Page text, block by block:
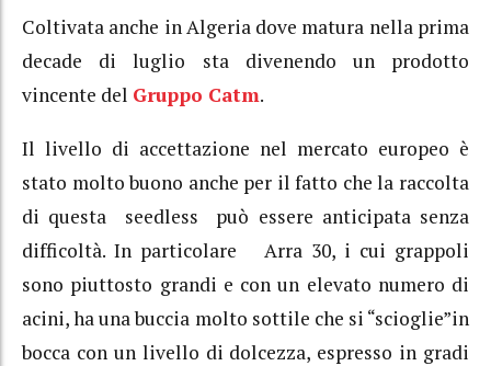
Coltivata anche in Algeria dove matura nella prima
decade di luglio sta divenendo un prodotto
vincente del Gruppo Catm.
Il livello di accettazione nel mercato europeo è
stato molto buono anche per il fatto che la raccolta
di questa seedless può essere anticipata senza
difficoltà. In particolare Arra 30, i cui grappoli
sono piuttosto grandi e con un elevato numero di
acini, ha una buccia molto sottile che si “scioglie”in
bocca con un livello di dolcezza, espresso in gradi